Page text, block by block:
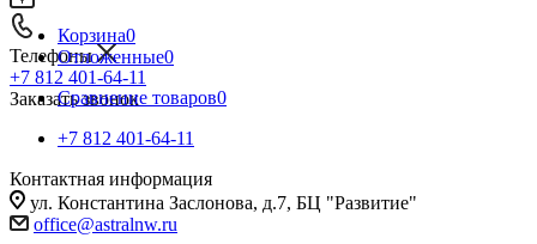
Телефоны
+7 812 401-64-11
Заказать звонок
Корзина0
Отложенные0
Сравнение товаров0
+7 812 401-64-11
Контактная информация
ул. Константина Заслонова, д.7, БЦ "Развитие"
office@astralnw.ru